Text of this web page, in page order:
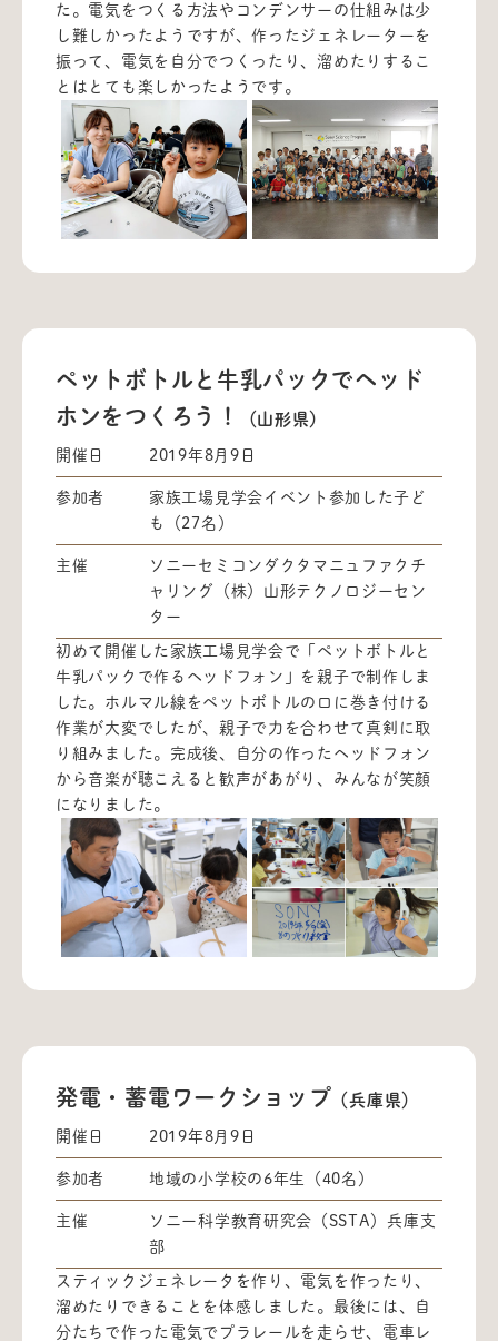
た。電気をつくる方法やコンデンサーの仕組みは少
し難しかったようですが、作ったジェネレーターを
振って、電気を自分でつくったり、溜めたりするこ
とはとても楽しかったようです。
ペットボトルと牛乳パックでヘッド
ホンをつくろう！
（山形県）
開催日 2019年8月9日
参加者
家族工場見学会イベント参加した子ど
も（27名）
主催
ソニーセミコンダクタマニュファクチ
ャリング（株）山形テクノロジーセン
ター
初めて開催した家族工場見学会で「ペットボトルと
牛乳パックで作るヘッドフォン」を親子で制作しま
した。ホルマル線をペットボトルの口に巻き付ける
作業が大変でしたが、親子で力を合わせて真剣に取
り組みました。完成後、自分の作ったヘッドフォン
から音楽が聴こえると歓声があがり、みんなが笑顔
になりました。
発電・蓄電ワークショップ （兵庫県）
開催日 2019年8月9日
参加者 地域の小学校の6年生（40名）
主催
ソニー科学教育研究会（SSTA）兵庫支
部
スティックジェネレータを作り、電気を作ったり、
溜めたりできることを体感しました。最後には、自
分たちで作った電気でプラレールを走らせ、電車レ